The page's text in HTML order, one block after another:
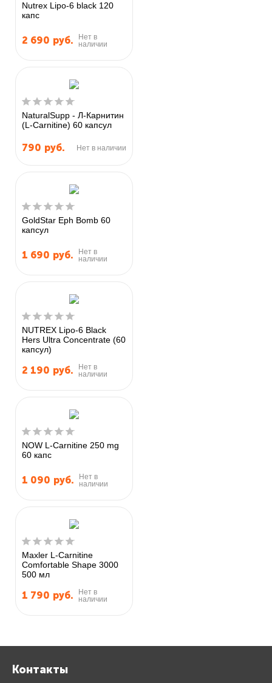
Nutrex Lipo-6 black 120
капс
2 690 руб.
Нет в
наличии
NaturalSupp - Л-Карнитин
(L-Carnitine) 60 капсул
790 руб. Нет в наличии
GoldStar Eph Bomb 60
капсул
1 690 руб.
Нет в
наличии
NUTREX Lipo-6 Black
Hers Ultra Concentrate (60
капсул)
2 190 руб.
Нет в
наличии
NOW L-Carnitine 250 mg
60 капс
1 090 руб.
Нет в
наличии
Maxler L-Carnitine
Comfortable Shape 3000
500 мл
1 790 руб.
Нет в
наличии
Контакты